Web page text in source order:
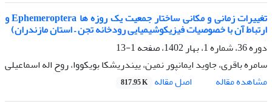
تغییرات زمانی و مکانی ساختار جمعیت یک روزه ها Ephemeroptera و
ارتباط آن با خصوصیات فیزیکوشیمیایی رودخانه تجن – استان مازندران)
دوره 36، شماره 1، بهار 1402، صفحه
1-13
سامره باقری، جاوید ایمانپور نمین، ییندریشکا بویکووا، روح اله اسماعیلی
مشاهده مقاله
اصل مقاله 817.95 K